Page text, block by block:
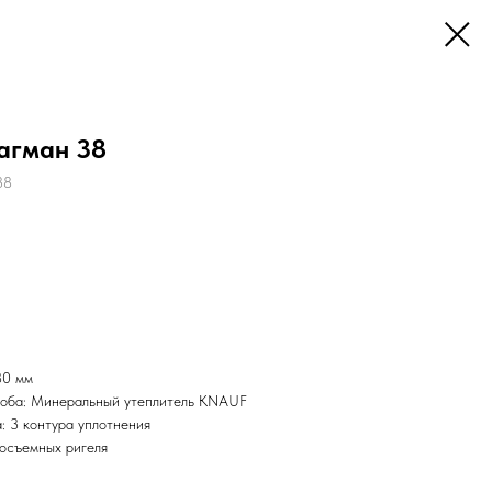
38
мм
Минеральный утеплитель KNAUF
3 контура уплотнения
ригеля